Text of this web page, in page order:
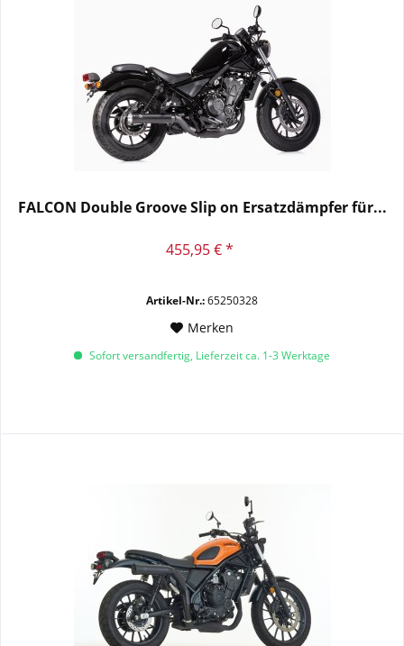
FALCON Double Groove Slip on Ersatzdämpfer für...
455,95 € *
Artikel-Nr.:65250328
Merken
Sofort versandfertig, Lieferzeit ca. 1-3 Werktage